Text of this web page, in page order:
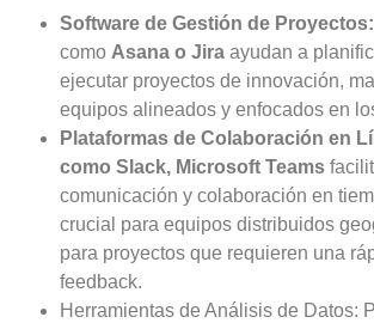
Software de Gestión de Proyectos:
como Asana o Jira ayudan a
ejecutar proyectos de innovación,
equipos alineados y enfocados en
Plataformas de Colaboración en
como Slack, Microsoft Teams
comunicación y colaboración en
crucial para equipos distribuidos
para proyectos que requieren una
feedback.
Herramientas de Análisis de Datos: